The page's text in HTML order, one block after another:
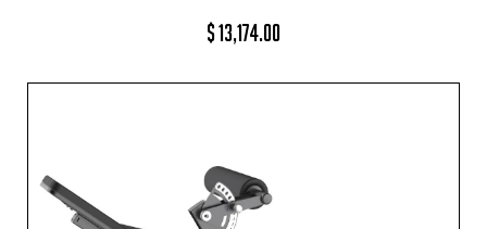
$13,174.00